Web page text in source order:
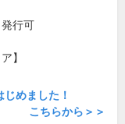
行可
】
じめました！
こちらから＞＞